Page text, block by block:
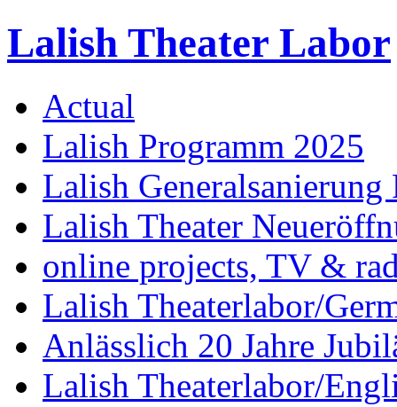
Lalish Theater Labor
Actual
Lalish Programm 2025
Lalish
Lalish Theater
online projects, TV &
Lalish Theaterlabor/
Anlässlich 20 Jahre
Lalish Theaterlabor/